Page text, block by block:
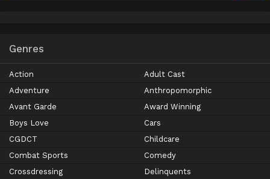
Genres
Action
Adult Cast
Adventure
Anthropomorphic
Avant Garde
Award Winning
Boys Love
Cars
CGDCT
Childcare
Combat Sports
Comedy
Crossdressing
Delinquents